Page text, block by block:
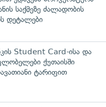
საქმეზე ძალადობის
დეტალები
Student Card-ისა და
ქუთაისში
ტარიფით